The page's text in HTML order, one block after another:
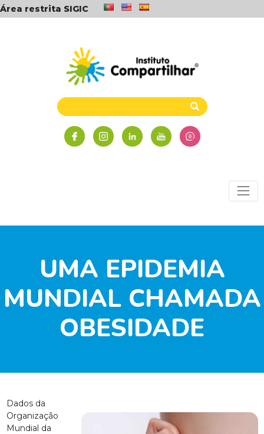
Área restrita SIGIC
UMA EPIDEMIA
MUNDIAL CHAMADA
OBESIDADE
Dados da
Organização
Mundial da